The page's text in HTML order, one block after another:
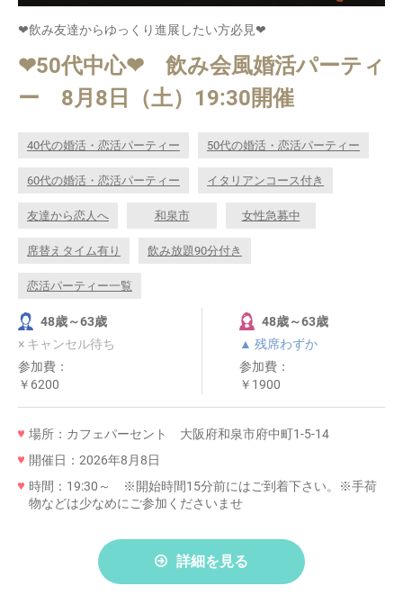
❤飲み友達からゆっくり進展したい方必見❤
❤50代中心❤ 飲み会風婚活パーティ
ー 8月8日（土）19:30開催
40代の婚活・恋活パーティー 50代の婚活・恋活パーティー
60代の婚活・恋活パーティー イタリアンコース付き
友達から恋人へ 和泉市 女性急募中
席替えタイム有り 飲み放題90分付き
恋活パーティー一覧
48歳～63歳
× キャンセル待ち
参加費：
￥6200
48歳～63歳
▲ 残席わずか
参加費：
￥1900
場所：カフェパーセント 大阪府和泉市府中町1-5-14
開催日：2026年8月8日
時間：19:30～ ※開始時間15分前にはご到着下さい。※手荷
物などは少なめにご参加くださいませ
詳細を見る